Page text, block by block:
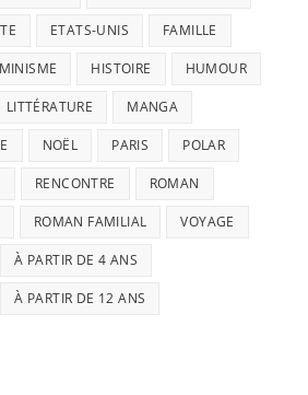
ETATS-UNIS FAMILLE
HISTOIRE HUMOUR
LITTÉRATURE MANGA
NOËL PARIS POLAR
RENCONTRE ROMAN
ROMAN FAMILIAL VOYAGE
À PARTIR DE 4 ANS
À PARTIR DE 12 ANS